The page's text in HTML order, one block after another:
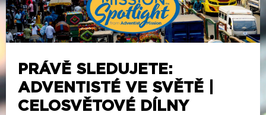
PRÁVĚ SLEDUJETE:
ADVENTISTÉ VE SVĚTĚ |
CELOSVĚTOVÉ DÍLNY